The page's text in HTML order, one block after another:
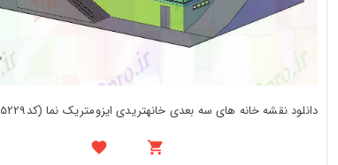
دانلود نقشه خانه های سه بعدی خانهتریدی ایزومتریک نما (کد155229)